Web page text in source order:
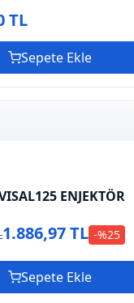
TL
Sepete Ekle
ENJEKTÖR
1.886,97 TL -%25
Sepete Ekle